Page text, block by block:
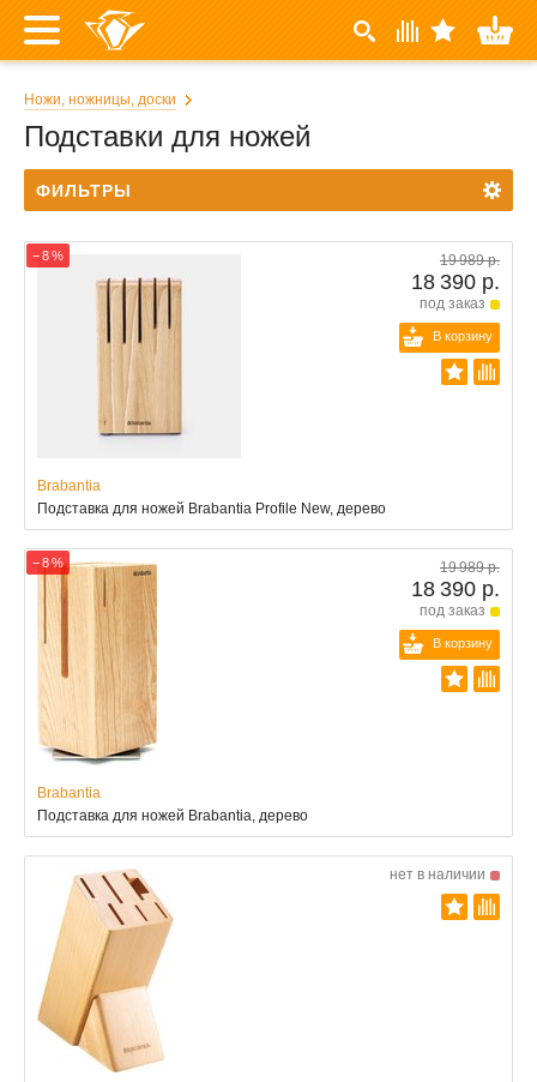
Ножи, ножницы, доски
Подставки для ножей
ФИЛЬТРЫ
− 8 % 19 989 р.
18 390 р.
под заказ
В корзину
Brabantia
Подставка для ножей Brabantia Profile New, дерево
− 8 % 19 989 р.
18 390 р.
под заказ
В корзину
Brabantia
Подставка для ножей Brabantia, дерево
нет в наличии